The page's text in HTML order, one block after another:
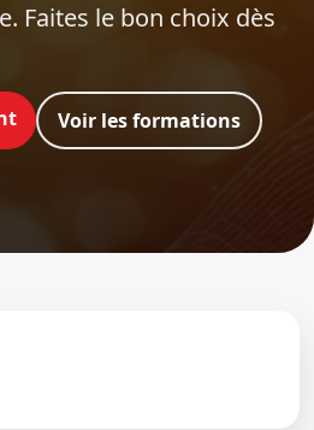
Faites le bon choix dès
Voir les formations